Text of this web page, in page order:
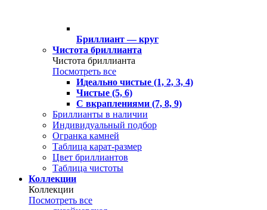
Бриллиант — круг
Чистота бриллианта
Чистота бриллианта
Посмотреть все
Идеально чистые (1, 2, 3, 4)
Чистые (5, 6)
С вкраплениями (7, 8, 9)
Бриллианты в наличии
Индивидуальный подбор
Огранка камней
Таблица карат-размер
Цвет бриллиантов
Таблица чистоты
Коллекции
Коллекции
Посмотреть все